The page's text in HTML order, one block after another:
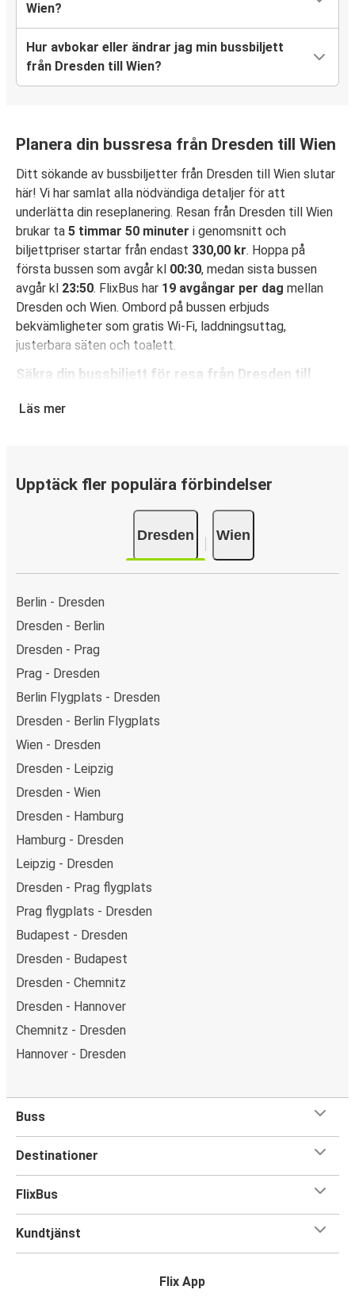
Wien?
Hur avbokar eller ändrar jag min bussbiljett
från Dresden till Wien?
Planera din bussresa från Dresden till Wien
Ditt sökande av bussbiljetter från Dresden till Wien slutar
här! Vi har samlat alla nödvändiga detaljer för att
underlätta din reseplanering. Resan från Dresden till Wien
brukar ta 5 timmar 50 minuter i genomsnitt och
biljettpriser startar från endast 330,00 kr. Hoppa på
första bussen som avgår kl 00:30, medan sista bussen
avgår kl 23:50. FlixBus har 19 avgångar per dag mellan
Dresden och Wien. Ombord på bussen erbjuds
bekvämligheter som gratis Wi-Fi, laddningsuttag,
justerbara säten och toalett.
Säkra din bussbiljett för resa från Dresden till
eller i appen för din resa från Dresden till Wien kan du välja
mellan flera olika betalningsmetoder: kort, Swish, PayPal,
Google Pay eller Apple Pay. N/A.
Läs mer
Upptäck fler populära förbindelser
Dresden Wien
Berlin - Dresden
Dresden - Berlin
Dresden - Prag
Prag - Dresden
Berlin Flygplats - Dresden
Dresden - Berlin Flygplats
Wien - Dresden
Dresden - Leipzig
Dresden - Wien
Dresden - Hamburg
Hamburg - Dresden
Leipzig - Dresden
Dresden - Prag flygplats
Prag flygplats - Dresden
Budapest - Dresden
Dresden - Budapest
Dresden - Chemnitz
Dresden - Hannover
Chemnitz - Dresden
Hannover - Dresden
Buss
Destinationer
FlixBus
Kundtjänst
Flix App